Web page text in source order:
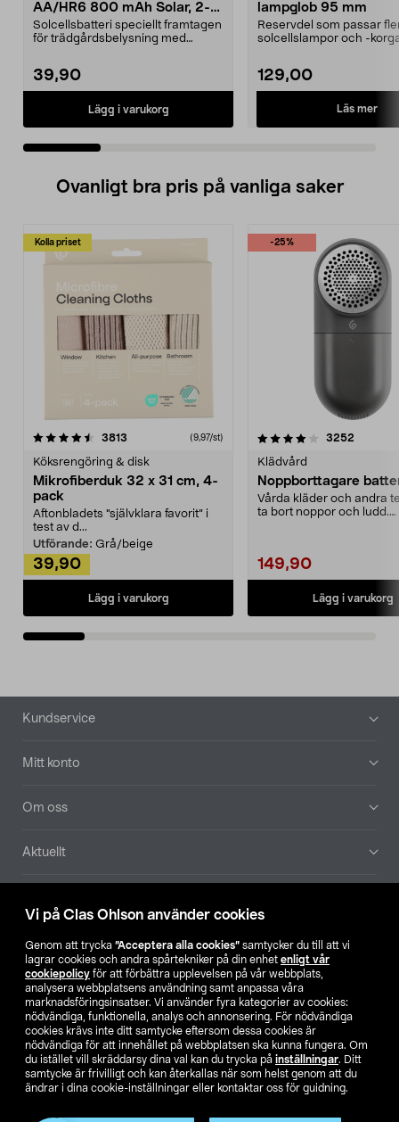
Vi på Clas Ohlson använder cookies
Genom att trycka ”Acceptera alla cookies” samtycker du till att vi
lagrar cookies och andra spårtekniker på din enhet enligt vår
cookiepolicy för att förbättra upplevelsen på vår webbplats,
analysera webbplatsens användning samt anpassa våra
marknadsföringsinsatser. Vi använder fyra kategorier av cookies:
nödvändiga, funktionella, analys och annonsering. För nödvändiga
cookies krävs inte ditt samtycke eftersom dessa cookies är
nödvändiga för att innehållet på webbplatsen ska kunna fungera. Om
du istället vill skräddarsy dina val kan du trycka på inställningar. Ditt
samtycke är frivilligt och kan återkallas när som helst genom att du
ändrar i dina cookie-inställningar eller kontaktar oss för guidning.
AA/HR6 800 mAh Solar, 2-
pack
Solcellsbatteri speciellt framtagen
för trädgårdsbelysning med
39,90
Lägg i varukorg
lampglob 95 mm
Reservdel som passar
solcellslampor och -
129,00
Läs mer
Ovanligt bra pris på vanliga saker
Kolla priset
3813 (9,97/st)
Köksrengöring & disk
Mikrofiberduk 32 x 31 cm, 4-
pack
Aftonbladets "självklara favorit” i
test av d...
Utförande: Grå/beige
39,90
Lägg i varukorg
-25%
4.0av 5 stjärnor 3252
Klädvård
Noppborttagare
Vårda kläder och andra
ta bort noppor och ludd.
149,90
Lägg i varukorg
4.5av 5 stjärnor
Sidfot
Kundservice
Mitt konto
Om oss
Aktuellt
Hitta butik
SE NO FI